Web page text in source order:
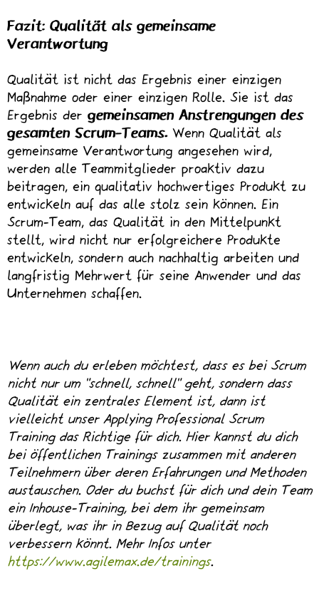
Fazit: Qualität als gemeinsame
Verantwortung
Qualität ist nicht das Ergebnis einer einzigen
Maßnahme oder einer einzigen Rolle. Sie ist das
Ergebnis der gemeinsamen Anstrengungen des
gesamten Scrum-Teams.Wenn Qualität als
gemeinsame Verantwortung angesehen wird,
werden alle Teammitglieder proaktiv dazu
beitragen, ein qualitativ hochwertiges Produkt zu
entwickeln auf das alle stolz sein können. Ein
Scrum-Team, das Qualität in den Mittelpunkt
stellt, wird nicht nur erfolgreichere Produkte
entwickeln, sondern auch nachhaltig arbeiten und
langfristig Mehrwert für seine Anwender und das
Unternehmen schaffen.
Wenn auch du erleben möchtest, dass es bei Scrum
nicht nur um „schnell, schnell“ geht, sondern dass
Qualität ein zentrales Element ist, dann ist
vielleicht unser Applying Professional Scrum
Training das Richtige für dich. Hier kannst du dich
bei öffentlichen Trainings zusammen mit anderen
Teilnehmern über deren Erfahrungen und Methoden
austauschen. Oder du buchst für dich und dein Team
ein Inhouse-Training, bei dem ihr gemeinsam
überlegt, was ihr in Bezug auf Qualität noch
verbessern könnt. Mehr Infos unter
https://www.agilemax.de/trainings.